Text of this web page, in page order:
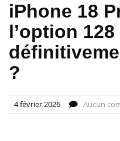
iPhone 18
l’option
?
4 février 2026 Aucun